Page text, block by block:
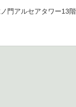
アルセアタワー13